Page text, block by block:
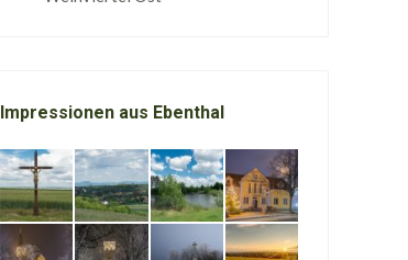
Impressionen aus Ebenthal